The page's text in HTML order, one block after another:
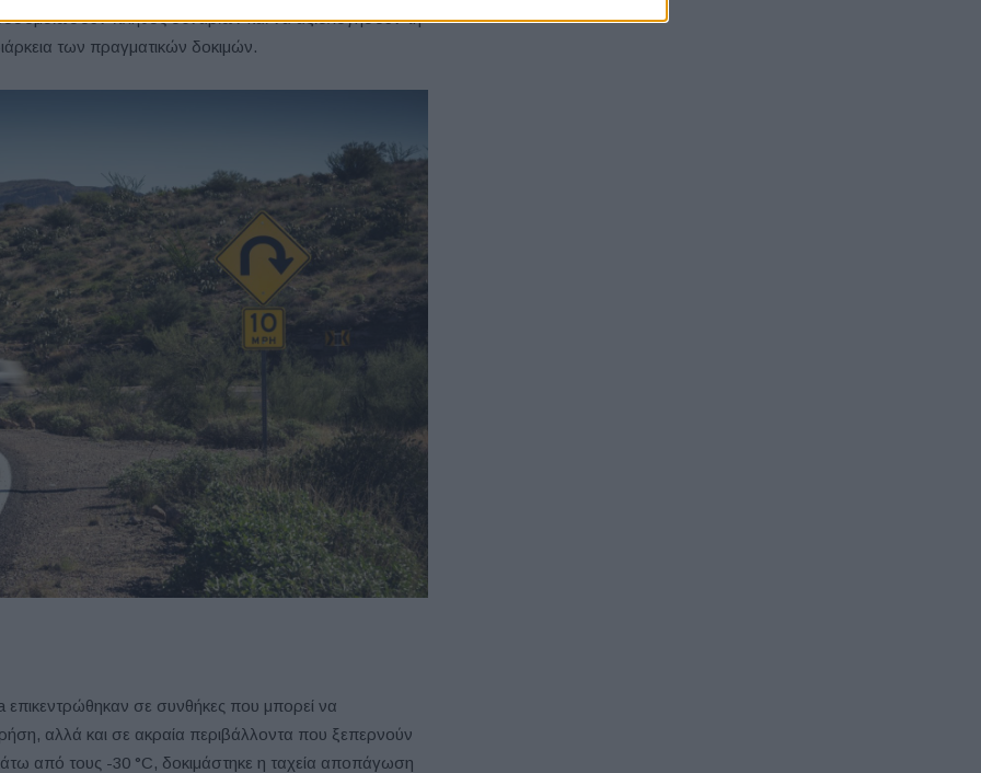
πλήθος σεναρίων και να αξιολογήσουν τη
των πραγματικών δοκιμών.
επικεντρώθηκαν σε συνθήκες που μπορεί να
αλλά και σε ακραία περιβάλλοντα που ξεπερνούν
από τους -30 °C, δοκιμάστηκε η ταχεία αποπάγωση